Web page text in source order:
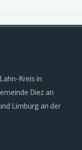
Kreis in
Diez an
Limburg an der